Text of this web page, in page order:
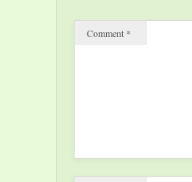
Comment *